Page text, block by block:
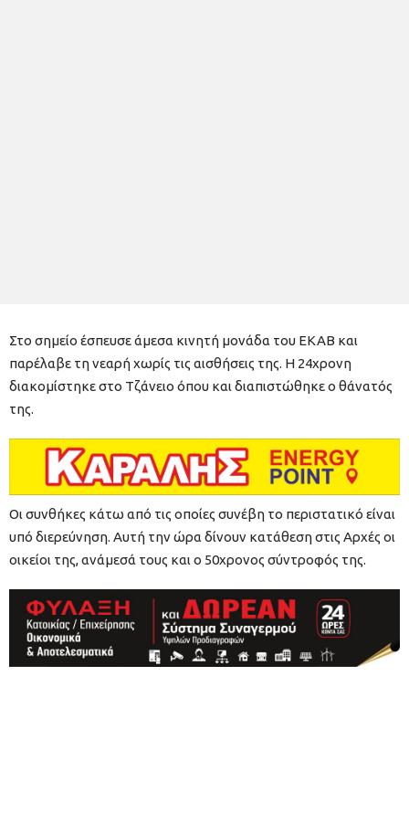
Στο σημείο έσπευσε άμεσα κινητή μονάδα του ΕΚΑΒ και
παρέλαβε τη νεαρή χωρίς τις αισθήσεις της. Η 24χρονη
διακομίστηκε στο Τζάνειο όπου και διαπιστώθηκε ο θάνατός
της.
Οι συνθήκες κάτω από τις οποίες συνέβη το περιστατικό είναι
υπό διερεύνηση. Αυτή την ώρα δίνουν κατάθεση στις Αρχές οι
οικείοι της, ανάμεσά τους και ο 50χρονος σύντροφός της.